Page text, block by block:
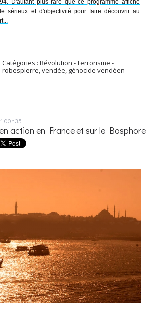
D'autant plus rare que ce programme affiche
sérieux et d'objectivité pour faire découvrir au
Catégories :Révolution - Terrorisme -
robespierre,vendée, génocide vendéen
00h35
action en France et sur le Bosphore